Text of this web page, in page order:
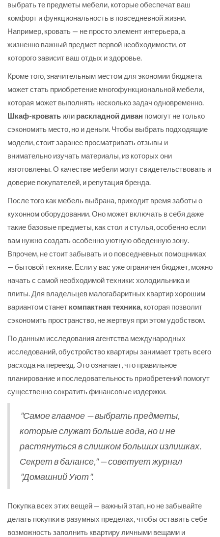
выбрать те предметы мебели, которые обеспечат ваш
комфорт и функциональность в повседневной жизни.
Например, кровать — не просто элемент интерьера, а
жизненно важный предмет первой необходимости, от
которого зависит ваш отдых и здоровье.
Кроме того, значительным местом для экономии бюджета
может стать приобретение многофункциональной мебели,
которая может выполнять несколько задач одновременно.
Шкаф-кровать или раскладной диван помогут не только
сэкономить место, но и деньги. Чтобы выбрать подходящие
модели, стоит заранее просматривать отзывы и
внимательно изучать материалы, из которых они
изготовлены. О качестве мебели могут свидетельствовать и
доверие покупателей, и репутация бренда.
После того как мебель выбрана, приходит время заботы о
кухонном оборудовании. Оно может включать в себя даже
такие базовые предметы, как стол и стулья, особенно если
вам нужно создать особенно уютную обеденную зону.
Впрочем, не стоит забывать и о повседневных помощниках
— бытовой технике. Если у вас уже ограничен бюджет, можно
начать с самой необходимой техники: холодильника и
плиты. Для владельцев малогабаритных квартир хорошим
вариантом станет компактная техника, которая позволит
сэкономить пространство, не жертвуя при этом удобством.
По данным исследования агентства международных
исследований, обустройство квартиры занимает треть всего
расхода на переезд. Это означает, что правильное
планирование и последовательность приобретений помогут
существенно сократить финансовые издержки.
"Самое главное — выбрать предметы,
которые служат больше года, но и не
растянуться в слишком больших излишках.
Секрет в балансе," — советует журнал
"Домашний Уют".
Покупка всех этих вещей — важный этап, но не забывайте
делать покупки в разумных пределах, чтобы оставить себе
возможность заполнить квартиру личными вещами и